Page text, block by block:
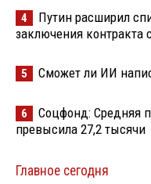
4
Путин расширил
заключения контракта
5 Сможет ли ИИ
6
Соцфонд: Средняя
превысила 27,2 тысячи
Главное сегодня